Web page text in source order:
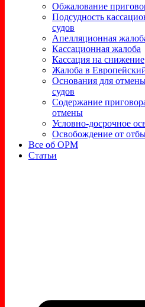
Обжалование
Подсудность
судов
Апелляционная
Кассационная жалоба
Кассация на снижение
Жалоба в
Основания для
судов
Содержание
отмены
Условно-досрочное
Освобождение от
Все об ОРМ
Статьи